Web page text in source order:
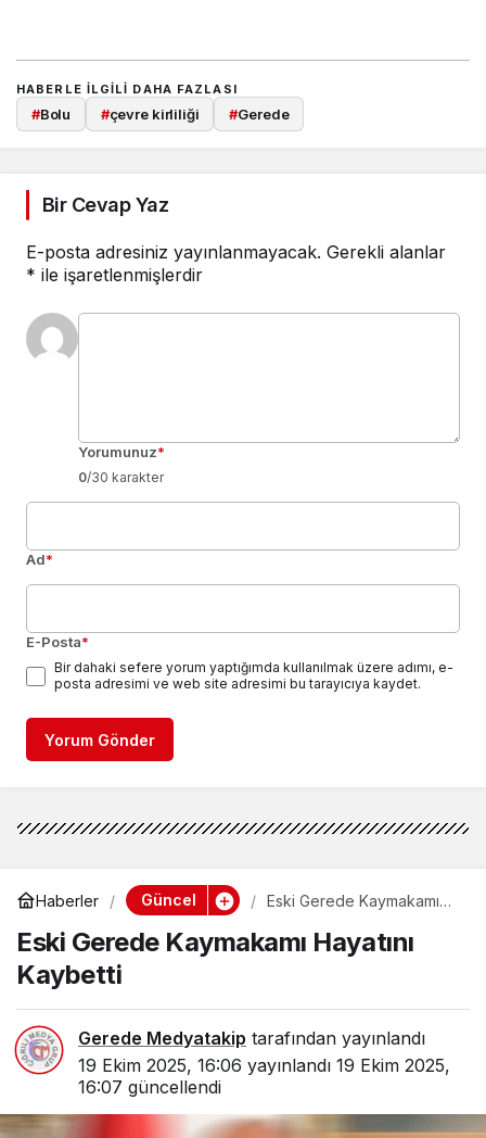
HABERLE ILGILI DAHA FAZLASI
#Bolu #çevre kirliliği #Gerede
Bir Cevap Yaz
E-posta adresiniz yayınlanmayacak. Gerekli alanlar
* ile işaretlenmişlerdir
Yorumunuz*
0/30 karakter
Ad*
E-Posta*
Bir dahaki sefere yorum yaptığımda kullanılmak üzere adımı, e-
posta adresimi ve web site adresimi bu tarayıcıya kaydet.
Yorum Gönder
Haberler Güncel
Eski Gerede Kaymakamı
Eski Gerede Kaymakamı Hayatını
Kaybetti
Gerede Medyatakip tarafından yayınlandı
19 Ekim 2025, 16:06 yayınlandı 19 Ekim 2025,
16:07 güncellendi